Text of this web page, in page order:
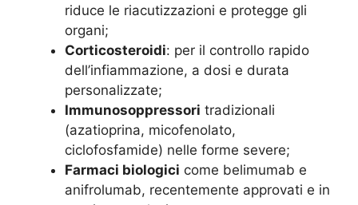
riduce le riacutizzazioni e protegge gli
organi;
Corticosteroidi: per il controllo rapido
dell’infiammazione, a dosi e durata
personalizzate;
Immunosoppressori tradizionali
(azatioprina, micofenolato,
ciclofosfamide) nelle forme severe;
Farmaci biologici come belimumab e
anifrolumab, recentemente approvati e in